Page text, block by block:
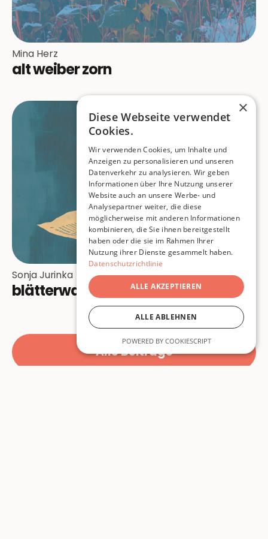
Mina Herz
alt weiber zorn
Sonja Jurinka
blätterwald
Alle Beiträge
×
Diese Webseite verwendet
Cookies.
Wir verwenden Cookies, um Inhalte und
Anzeigen zu personalisieren und unseren
Datenverkehr zu analysieren. Wir geben
Informationen über Ihre Nutzung unserer
Website auch an unsere Werbe- und
Analysepartner weiter, die diese
möglicherweise mit anderen Informationen
kombinieren, die Sie ihnen bereitgestellt
haben oder die sie im Rahmen Ihrer
Nutzung ihrer Dienste gesammelt haben.
Datenschutzrichtlinie
ALLE AKZEPTIEREN
ALLE ABLEHNEN
POWERED BY COOKIESCRIPT